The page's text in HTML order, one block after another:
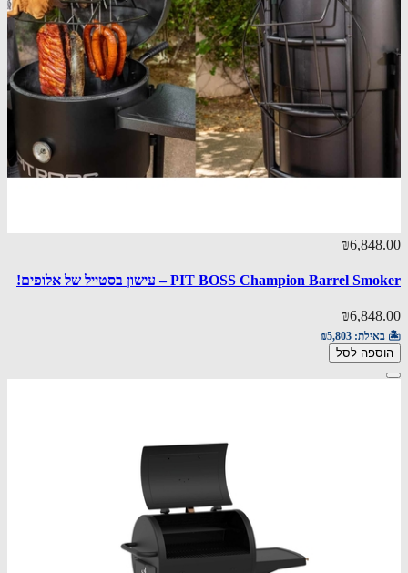
₪6,848.00
PIT BOSS Champion Barrel Smoker – עישון בסטייל של אלופים!
₪6,848.00
🏝️ באילת: ₪5,803
הוספה לסל